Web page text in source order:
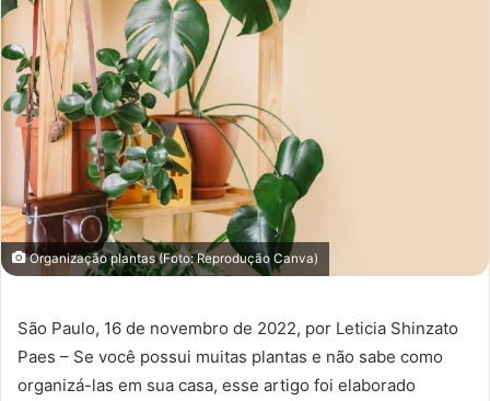
Organização plantas (Foto: Reprodução Canva)
São Paulo, 16 de novembro de 2022, por Leticia Shinzato
Paes – Se você possui muitas plantas e não sabe como
organizá-las em sua casa, esse artigo foi elaborado